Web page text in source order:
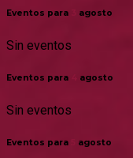
Eventos para agosto
Sin eventos
Eventos para agosto
Sin eventos
Eventos para agosto